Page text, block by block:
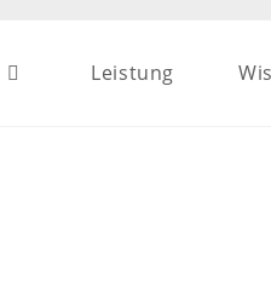
Leistung